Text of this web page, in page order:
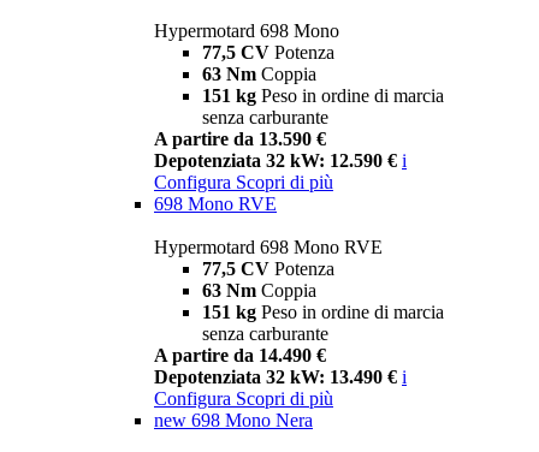
Hypermotard 698 Mono
77,5 CV Potenza
63 Nm Coppia
151 kg Peso in ordine di marcia
senza carburante
A partire da 13.590 €
Depotenziata 32 kW: 12.590 € i
Configura Scopri di più
698 Mono RVE
Hypermotard 698 Mono RVE
77,5 CV Potenza
63 Nm Coppia
151 kg Peso in ordine di marcia
senza carburante
A partire da 14.490 €
Depotenziata 32 kW: 13.490 € i
Configura Scopri di più
new 698 Mono Nera